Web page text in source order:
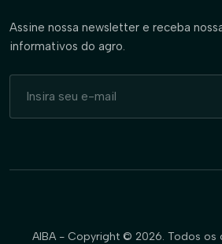
Assine nossa newsletter e receba
informativos do agro.
AIBA - Copyright © 2026. Todos os